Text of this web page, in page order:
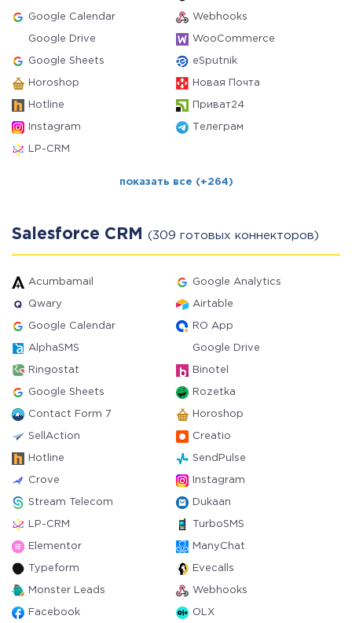
Google Calendar Webhooks
Google Drive WooCommerce
Google Sheets eSputnik
Horoshop Новая Почта
Hotline Приват24
Instagram Телеграм
LP-CRM
показать все (+264)
Salesforce CRM (309 готовых коннекторов)
Acumbamail Google Analytics
Qwary Airtable
Google Calendar RO App
AlphaSMS Google Drive
Ringostat Binotel
Google Sheets Rozetka
Contact Form 7 Horoshop
SellAction Creatio
Hotline SendPulse
Crove Instagram
Stream Telecom Dukaan
LP-CRM TurboSMS
Elementor ManyChat
Typeform Evecalls
Monster Leads Webhooks
Facebook OLX